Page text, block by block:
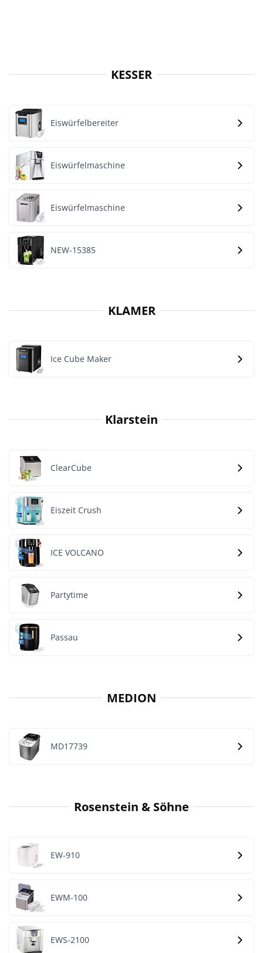
KESSER
Eiswürfelbereiter
Eiswürfelmaschine
Eiswürfelmaschine
NEW-15385
KLAMER
Ice Cube Maker
Klarstein
ClearCube
Eiszeit Crush
ICE VOLCANO
Partytime
Passau
MEDION
MD17739
Rosenstein & Söhne
EW-910
EWM-100
EWS-2100